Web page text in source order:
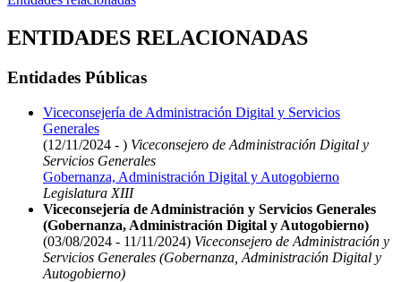
ENTIDADES RELACIONADAS
Entidades Públicas
Viceconsejería de Administración Digital y Servicios
Generales
(12/11/2024 - ) Viceconsejero de Administración Digital y
Servicios Generales
Gobernanza, Administración Digital y Autogobierno
Legislatura XIII
Viceconsejería de Administración y Servicios Generales
(Gobernanza, Administración Digital y Autogobierno)
(03/08/2024 - 11/11/2024) Viceconsejero de Administración y
Servicios Generales (Gobernanza, Administración Digital y
Autogobierno)